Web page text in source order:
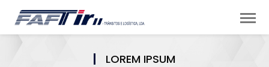
LOREM IPSUM